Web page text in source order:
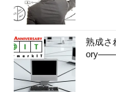
Zabbix社は、今後もさ
す。ロードマップとし
などを公開しています
い。機能によっては、
も用意していて、そこ
熟成さ
ory――